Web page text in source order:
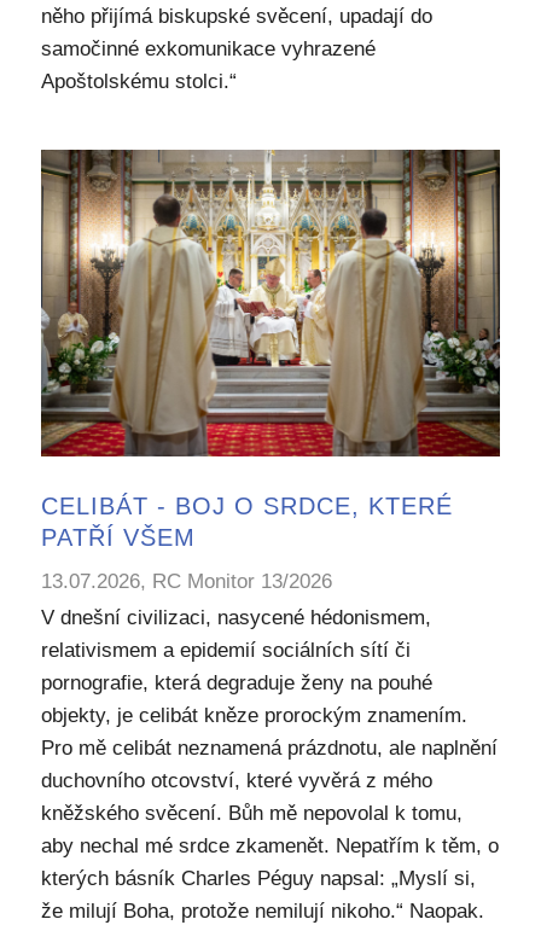
něho přijímá biskupské svěcení, upadají do
samočinné exkomunikace vyhrazené
Apoštolskému stolci.“
CELIBÁT - BOJ O SRDCE, KTERÉ
PATŘÍ VŠEM
13.07.2026, RC Monitor 13/2026
V dnešní civilizaci, nasycené hédonismem,
relativismem a epidemií sociálních sítí či
pornografie, která degraduje ženy na pouhé
objekty, je celibát kněze prorockým znamením.
Pro mě celibát neznamená prázdnotu, ale naplnění
duchovního otcovství, které vyvěrá z mého
kněžského svěcení. Bůh mě nepovolal k tomu,
aby nechal mé srdce zkamenět. Nepatřím k těm, o
kterých básník Charles Péguy napsal: „Myslí si,
že milují Boha, protože nemilují nikoho.“ Naopak.